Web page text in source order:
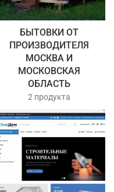
БЫТОВКИ ОТ
ПРОИЗВОДИТЕЛЯ
МОСКВА И
МОСКОВСКАЯ
ОБЛАСТЬ
2 продукта